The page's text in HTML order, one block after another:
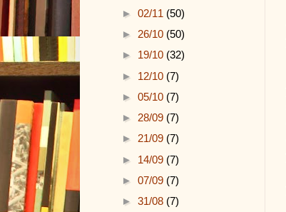
► 02/11 (50)
► 26/10 (50)
► 19/10 (32)
► 12/10 (7)
► 05/10 (7)
► 28/09 (7)
► 21/09 (7)
► 14/09 (7)
► 07/09 (7)
► 31/08 (7)